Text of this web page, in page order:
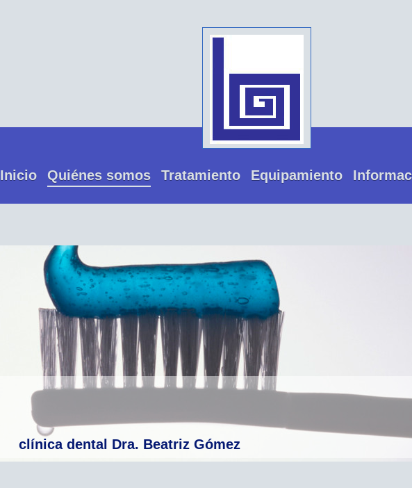
Inicio Quiénes somos Tratamiento Equipamiento
clínica dental Dra. Beatriz Gómez